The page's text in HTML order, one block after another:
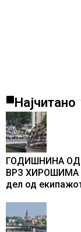
Најчитано
ГОДИШНИНА ОД
ВРЗ ХИРОШИМА
дел од
промени текот